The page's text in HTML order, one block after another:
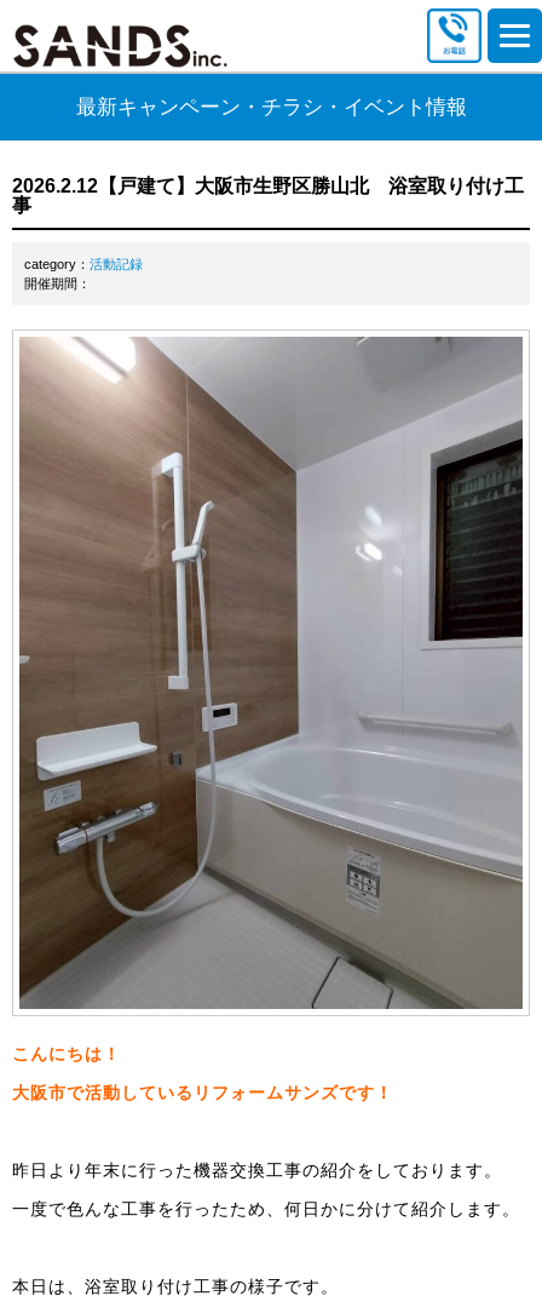
最新キャンペーン・チラシ・イベント情報
2026.2.12【戸建て】大阪市生野区勝山北 浴室取り付け工
事
category： 活動記録
開催期間：
こんにちは！
大阪市で活動しているリフォームサンズです！
昨日より年末に行った機器交換工事の紹介をしております。
一度で色んな工事を行ったため、何日かに分けて紹介します。
本日は、浴室取り付け工事の様子です。